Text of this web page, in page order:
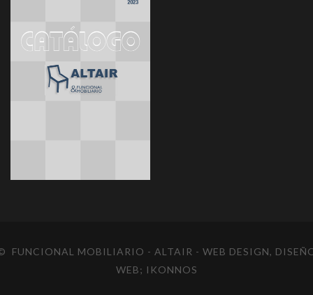
FUNCIONAL MOBILIARIO - ALTAIR - WEB DESIGN,
WEB; IKONNOS